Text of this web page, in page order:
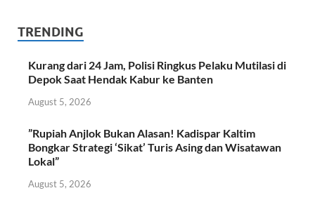
TRENDING
Kurang dari 24 Jam, Polisi Ringkus Pelaku Mutilasi di
Depok Saat Hendak Kabur ke Banten
August 5, 2026
​”Rupiah Anjlok Bukan Alasan! Kadispar Kaltim
Bongkar Strategi ‘Sikat’ Turis Asing dan Wisatawan
Lokal”
August 5, 2026